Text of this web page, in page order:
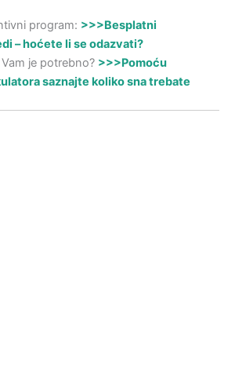
program: >>>Besplatni
– hoćete li se odazvati?
je potrebno? >>>Pomoću
saznajte koliko sna trebate